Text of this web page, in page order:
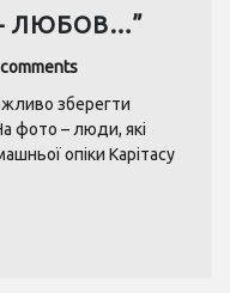
ЛЮБОВ…”
зберегти
фото – люди, які
опіки Карітасу